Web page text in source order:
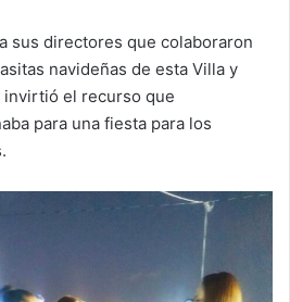
sus directores que colaboraron
navideñas de esta Villa y
invirtió el recurso que
para una fiesta para los